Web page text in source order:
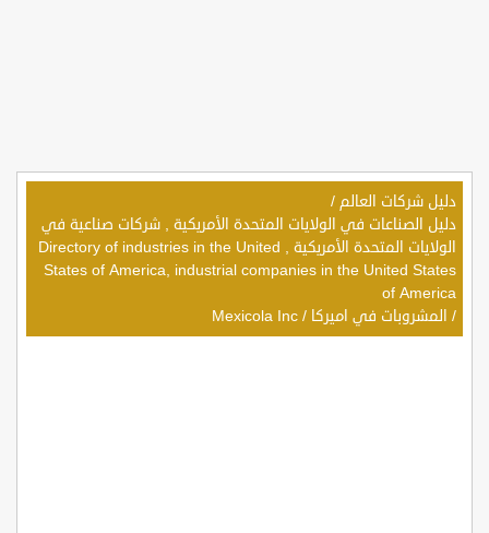
دليل شركات العالم /
دليل الصناعات في الولايات المتحدة الأمريكية , شركات صناعية في
الولايات المتحدة الأمريكية , Directory of industries in the United
States of America, industrial companies in the United States
of America
/ المشروبات في اميركا /
Mexicola Inc